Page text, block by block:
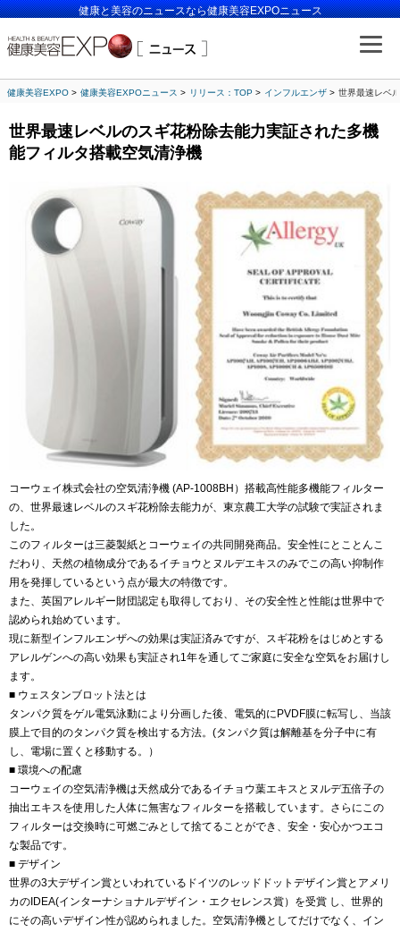
健康と美容のニュースなら健康美容EXPOニュース
健康美容EXPO 健康美容EXPOニュース リリース：TOP インフルエンザ 世界最速レベ
世界最速レベルのスギ花粉除去能力実証された多機
能フィルタ搭載空気清浄機
コーウェイ株式会社の空気清浄機 (AP-1008BH）搭載高性能多機能フィルター
の、世界最速レベルのスギ花粉除去能力が、東京農工大学の試験で実証されま
した。
このフィルターは三菱製紙とコーウェイの共同開発商品。安全性にとことんこ
だわり、天然の植物成分であるイチョウとヌルデエキスのみでこの高い抑制作
用を発揮しているという点が最大の特徴です。
また、英国アレルギー財団認定も取得しており、その安全性と性能は世界中で
認められ始めています。
現に新型インフルエンザへの効果は実証済みですが、スギ花粉をはじめとする
アレルゲンへの高い効果も実証され1年を通してご家庭に安全な空気をお届けし
ます。
■ ウェスタンブロット法とは
タンパク質をゲル電気泳動により分画した後、電気的にPVDF膜に転写し、当該
膜上で目的のタンパク質を検出する方法。(タンパク質は解離基を分子中に有
し、電場に置くと移動する。）
■ 環境への配慮
コーウェイの空気清浄機は天然成分であるイチョウ葉エキスとヌルデ五倍子の
抽出エキスを使用した人体に無害なフィルターを搭載しています。さらにこの
フィルターは交換時に可燃ごみとして捨てることができ、安全・安心かつエコ
な製品です。
■ デザイン
世界の3大デザイン賞といわれているドイツのレッドドットデザイン賞とアメリ
カのIDEA(インターナショナルデザイン・エクセレンス賞）を受賞 し、世界的
にその高いデザイン性が認められました。空気清浄機としてだけでなく、イン